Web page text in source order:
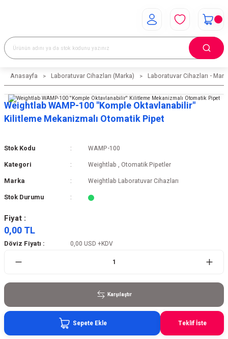
Anasayfa Laboratuvar Cihazları (Marka) Laboratuvar Cihazları -
Weightlab WAMP-100 ''Komple Oktavlanabilir''
Kilitleme Mekanizmalı Otomatik Pipet
Stok Kodu WAMP-100
Kategori Weightlab , Otomatik Pipetler
Marka Weightlab Laboratuvar Cihazları
Stok Durumu
Fiyat :
0,00 TL
Döviz Fiyatı : 0,00 USD +KDV
Karşılaştır
Sepete Ekle Teklif İste